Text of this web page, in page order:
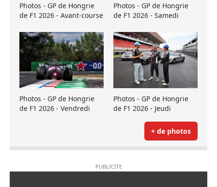
Photos - GP de Hongrie
de F1 2026 - Avant-course
Photos - GP de Hongrie
de F1 2026 - Samedi
Photos - GP de Hongrie
de F1 2026 - Vendredi
Photos - GP de Hongrie
de F1 2026 - Jeudi
+ de photos